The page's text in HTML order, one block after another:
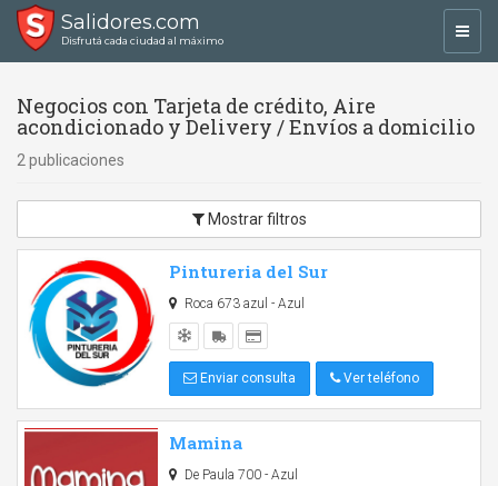
Salidores.com
Disfrutá cada ciudad al máximo
Negocios con Tarjeta de crédito, Aire
acondicionado y Delivery / Envíos a domicilio
2 publicaciones
Mostrar filtros
Pintureria del Sur
Roca 673 azul - Azul
Enviar consulta Ver teléfono
Mamina
De Paula 700 - Azul